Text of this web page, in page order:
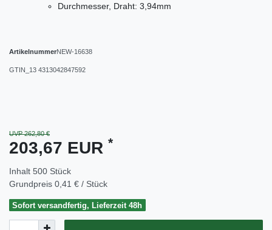
Durchmesser, Draht: 3,94mm
ArtikelnummerNEW-16638
GTIN_13 4313042847592
UVP 262,80 €
203,67 EUR *
Inhalt 500 Stück
Grundpreis 0,41 € / Stück
Sofort versandfertig, Lieferzeit 48h